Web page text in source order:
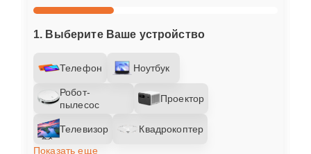
1. Выберите Ваше устройство
Телефон Ноутбук
Робот-
пылесос
Проектор
Телевизор
Квадрокоптер
Показать еще